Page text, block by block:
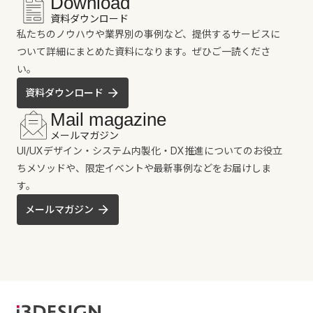
資料ダウンロード
私たちのノウハウや業界別の事例など、提供するサービスに
ついて詳細にまとめた資料になります。ぜひご一読くださ
い。
資料ダウンロード
Mail magazine
メールマガジン
UI/UXデザイン・システム内製化・DX推進についてのお役立
ちメソッドや、限定イベントや最新事例などをお届けしま
す。
メールマガジン